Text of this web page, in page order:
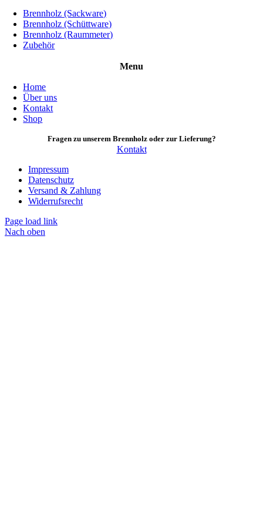
Brennholz (Sackware)
Brennholz (Schüttware)
Brennholz (Raummeter)
Zubehör
Menu
Home
Über uns
Kontakt
Shop
Fragen zu unserem Brennholz oder zur Lieferung?
Kontakt
Impressum
Datenschutz
Versand & Zahlung
Widerrufsrecht
Page load link
Nach oben